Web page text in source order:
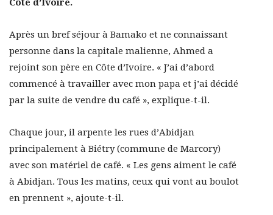
Côte d’Ivoire.
Après un bref séjour à Bamako et ne connaissant
personne dans la capitale malienne, Ahmed a
rejoint son père en Côte d’Ivoire. « J’ai d’abord
commencé à travailler avec mon papa et j’ai décidé
par la suite de vendre du café », explique-t-il.
Chaque jour, il arpente les rues d’Abidjan
principalement à Biétry (commune de Marcory)
avec son matériel de café. « Les gens aiment le café
à Abidjan. Tous les matins, ceux qui vont au boulot
en prennent », ajoute-t-il.